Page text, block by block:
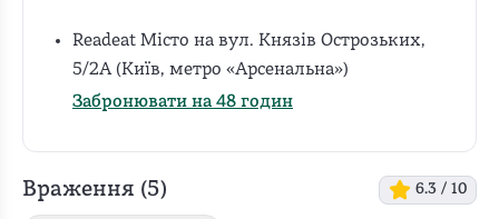
Readeat Місто на вул. Князів Острозьких,
5/2А (Київ, метро «Арсенальна»)
Забронювати на 48 годин
Враження (5) 6.3 / 10